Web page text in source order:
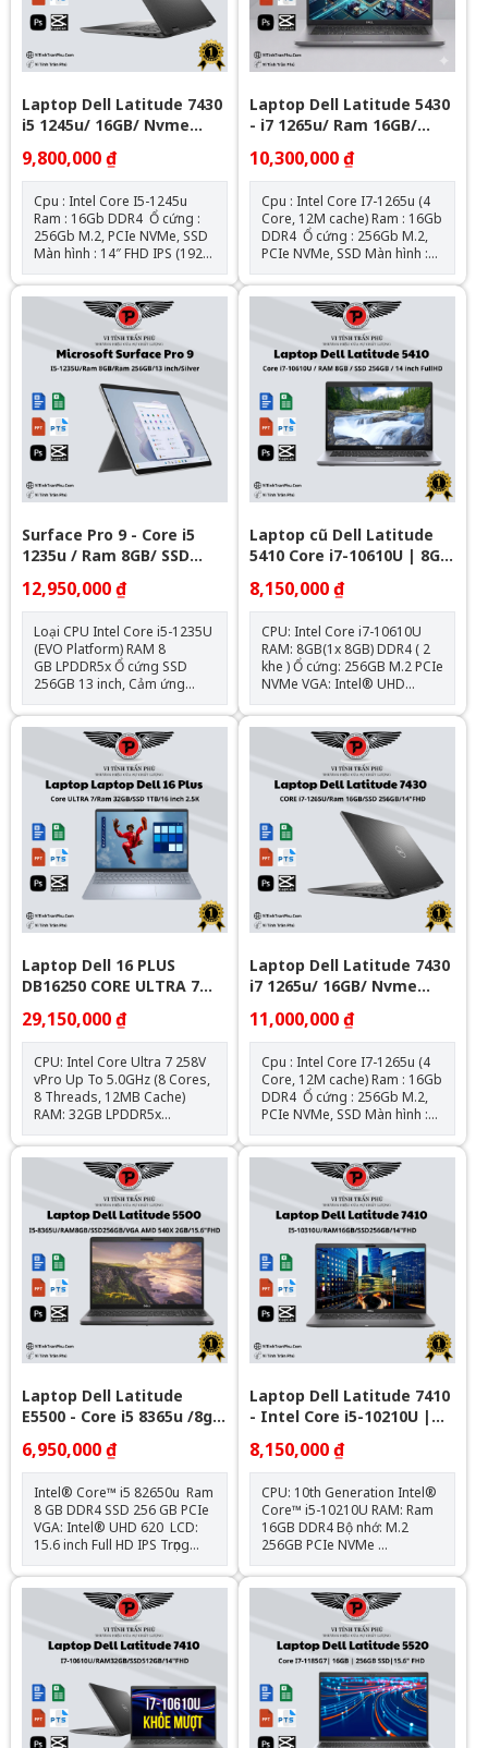
Laptop Dell Latitude 7430
i5 1245u/ 16GB/ Nvme
256Gb/ 14" FHD
9,800,000 ₫
Cpu : Intel Core I5-1245u
Ram : 16Gb DDR4 Ổ cứng :
256Gb M.2, PCIe NVMe, SSD
Màn hình : 14″ FHD IPS (1920
x 1080) Đồ họa : Intel® Iris®
XE Graphics Kết nối : 1 USB
3.2 Gen 1 port with
PowerShare l 2 Thunderbolt
4 ports with DisplayPort Alt
Mode/USB4/Power Delivery l
1 Universal audio port l 1
HDMI 2.0 port Pin + Sạc : Zin
theo máy Hệ điều hành: Chưa
Bao Gồm
Laptop Dell Latitude 5430
- i7 1265u/ Ram 16GB/
Nvme 256GB/ 14" FHD
10,300,000 ₫
Cpu : Intel Core I7-1265u (4
Core, 12M cache) Ram : 16Gb
DDR4 Ổ cứng : 256Gb M.2,
PCIe NVMe, SSD Màn hình :
14″ FHD IPS (1920 x 1080) Đồ
họa : Intel® Iris® XE
Graphics Kết nối : 1 USB 3.2
port with PowerShare 2
Thunderbolt™ 4 ports with
DisplayPort Alt Mode/USB
Type-C/USB4/Power Delivery
Pin + Sạc : Zin theo máy Hệ
điều hành: Ubuntu
Surface Pro 9 - Core i5
1235u / Ram 8GB/ SSD
256GB/ 13 inch Touch 2880
x 1920
12,950,000 ₫
Loại CPU Intel Core i5-1235U
(EVO Platform) RAM 8
GB LPDDR5x Ổ cứng SSD
256GB 13 inch, Cảm ứng
PixelSense™ 2880 x 1920
(267 PPI) Card màn hình
Intel® Iris® Xe Kết Nối: 2 x
USB-C® with USB 4.0/
Thunderbolt™ 4, 1 x Surface
Connect, 1 x Cổng kết nối bàn
phím Hệ điều hành Windows
11 Home Thiết kế Nhôm
nguyên khối Kích thước 11.3”
x 8.2” x 0.37” (287mm x
209mm x 9.3mm) Trọng lượng
879g Chất liệu Nhôm nguyên
khối Tình trạng : Đã qua sử
dụng, ngoại hình còn đẹp,
qua sửa chữa
Laptop cũ Dell Latitude
5410 Core i7-10610U | 8GB
| 256GB | 14 inch FHD
8,150,000 ₫
CPU: Intel Core i7-10610U
RAM: 8GB(1x 8GB) DDR4 ( 2
khe ) Ổ cứng: 256GB M.2 PCIe
NVMe VGA: Intel® UHD
Graphics Màn hình: 14.0 inch
FHD (1920 x 1080) 220 Nit
Anti-Glare Pin: 4 Cell, 68Whr
Cân nặng: 1.48 kg Hệ điều
hành: Chưa Bao Gồm
Laptop Dell 16 PLUS
DB16250 CORE ULTRA 7
32GB 1TB 16" FHD+ TOUCH
WIN11
29,150,000 ₫
CPU: Intel Core Ultra 7 258V
vPro Up To 5.0GHz (8 Cores,
8 Threads, 12MB Cache)
RAM: 32GB LPDDR5x
8533MHz SSD: 1TB M.2 PCIe
NVMe SSD Màn Hình: 16.0-
inch QHD+ (2560 x 1600
Pixels), IPS, 120Hz, 300 nits,
100% sRGB, Anti glare Card
Đồ Hoạ: Intel® Arc™ Graphic
Bảo Hành 12 Tháng
Laptop Dell Latitude 7430
i7 1265u/ 16GB/ Nvme
256Gb/ 14" FHD
11,000,000 ₫
Cpu : Intel Core I7-1265u (4
Core, 12M cache) Ram : 16Gb
DDR4 Ổ cứng : 256Gb M.2,
PCIe NVMe, SSD Màn hình :
14″ FHD IPS (1920 x 1080) Đồ
họa : Intel® Iris® XE
Graphics Kết nối : 1 USB 3.2
Gen 1 port with PowerShare l
2 Thunderbolt 4 ports with
DisplayPort Alt
Mode/USB4/Power Delivery l
1 Universal audio port l 1
HDMI 2.0 port Pin + Sạc : Zin
theo máy Hệ điều hành: Chưa
Bao Gồm
Laptop Dell Latitude
E5500 - Core i5 8365u /8gb
/Nvme 256Gb / 15.6" FHD
6,950,000 ₫
Intel® Core™ i5 82650u Ram
8 GB DDR4 SSD 256 GB PCIe
VGA: Intel® UHD 620 LCD:
15.6 inch Full HD IPS Trọng
lượng: 1.8kg Tặng kèm: Balo
+ Chuột Bluetooth + Lót chuột
Hệ điều hành: Chưa Bao Gồm
Laptop Dell Latitude 7410
- Intel Core i5-10210U |
16GB | 14 inch Full HD
8,150,000 ₫
CPU: 10th Generation Intel®
Core™ i5-10210U RAM: Ram
16GB DDR4 Bộ nhớ: M.2
256GB PCIe NVMe
Card: Intel® UHD Graphics
620 Màn hình: 14" FHD (1920
x 1080) IPS Trọng lượng:1.4kg
Kết nối: 1x USB 3.1; 2x
Thunderbolt™ 3; 1x HDMI
2.0; 1x uSD 4.0, 1x Sim Slot;
1x Universal Audio Jack Tặng
kèm: Balo + Chuột Bluetooth
+ Lót chuột Bảo hành : Máy
12 tháng , Pin & Sạc 6 tháng.
Hệ điều hành: Chưa Bao Gồm